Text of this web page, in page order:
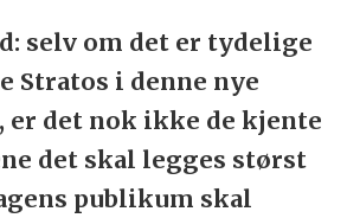
selv om det er tydelige
Stratos i denne nye
er det nok ikke de kjente
det skal legges størst
publikum skal